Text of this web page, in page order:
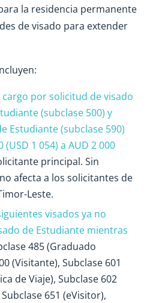
la residencia permanente
de visado para extender
cargo por solicitud de visado
(subclase 500) y
Estudiante (subclase 590)
1 054) a AUD 2 000
principal. Sin
afecta a los solicitantes de
Leste.
visados ya no
de Estudiante mientras
485 (Graduado
(Visitante), Subclase 601
de Viaje), Subclase 602
651 (eVisitor),